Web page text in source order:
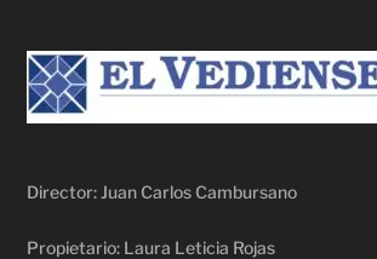
Director: Juan Carlos Cambursano
Propietario: Laura Leticia Rojas